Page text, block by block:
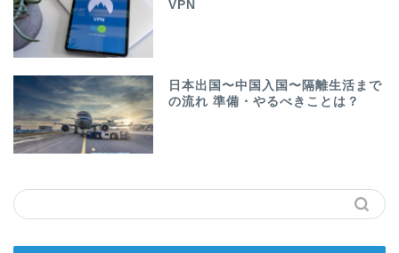
VPN
日本出国〜中国入国〜隔離生活まで
の流れ 準備・やるべきことは？